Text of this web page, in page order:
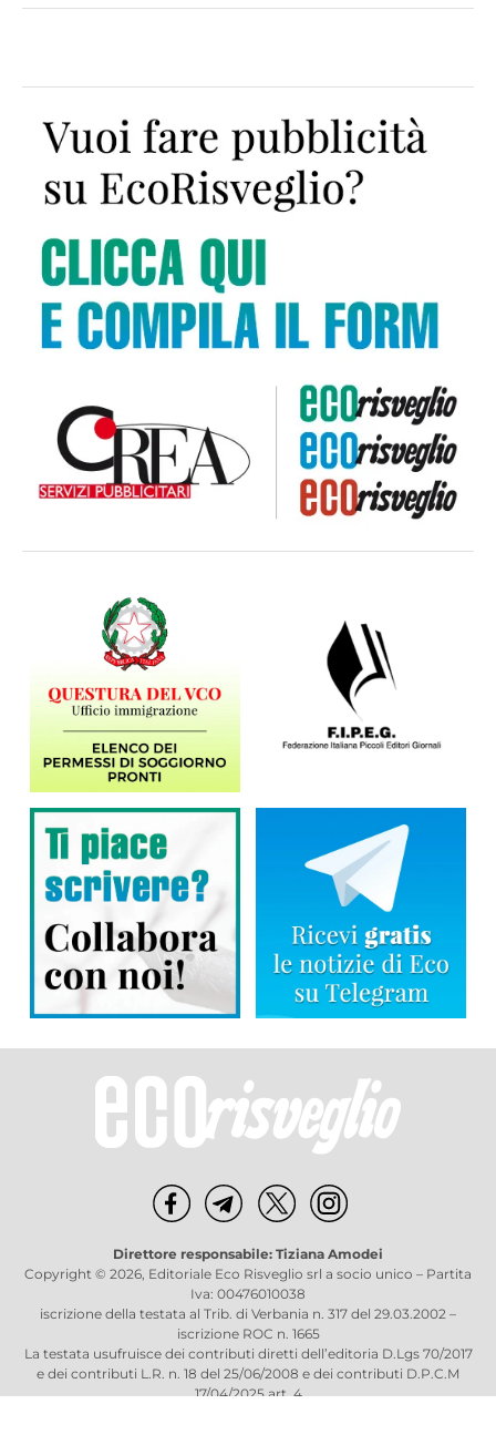
Direttore responsabile: Tiziana Amodei
Copyright © 2026, Editoriale Eco Risveglio srl a socio unico – Partita
Iva: 00476010038
iscrizione della testata al Trib. di Verbania n. 317 del 29.03.2002 –
iscrizione ROC n. 1665
La testata usufruisce dei contributi diretti dell’editoria D.Lgs 70/2017
e dei contributi L.R. n. 18 del 25/06/2008 e dei contributi D.P.C.M
17/04/2025 art. 4